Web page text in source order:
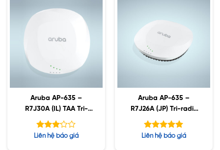
Aruba AP-635 –
R7J30A (IL) TAA Tri-
radio Wi-Fi 6E Internal
Antennas Campus A
Được
Liên hệ báo giá
Aruba AP-635 –
R7J26A (JP) Tri-radio
Wi-Fi 6E Internal
Antennas Campus A
Được xếp
Liên hệ báo giá